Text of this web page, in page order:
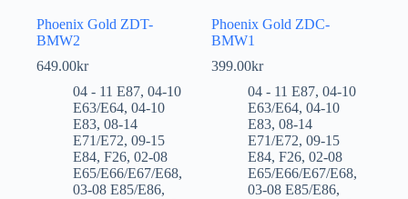
Phoenix Gold ZDT-
BMW2
649.00kr
04 - 11 E87, 04-10
E63/E64, 04-10
E83, 08-14
E71/E72, 09-15
E84, F26, 02-08
E65/E66/E67/E68,
03-08 E85/E86,
Phoenix Gold ZDC-
BMW1
399.00kr
04 - 11 E87,04-10
E63/E64,04-10
E83,08-14
E71/E72,09-15
E84,F26,02-08
E65/E66/E67/E68,
03-08 E85/E86,